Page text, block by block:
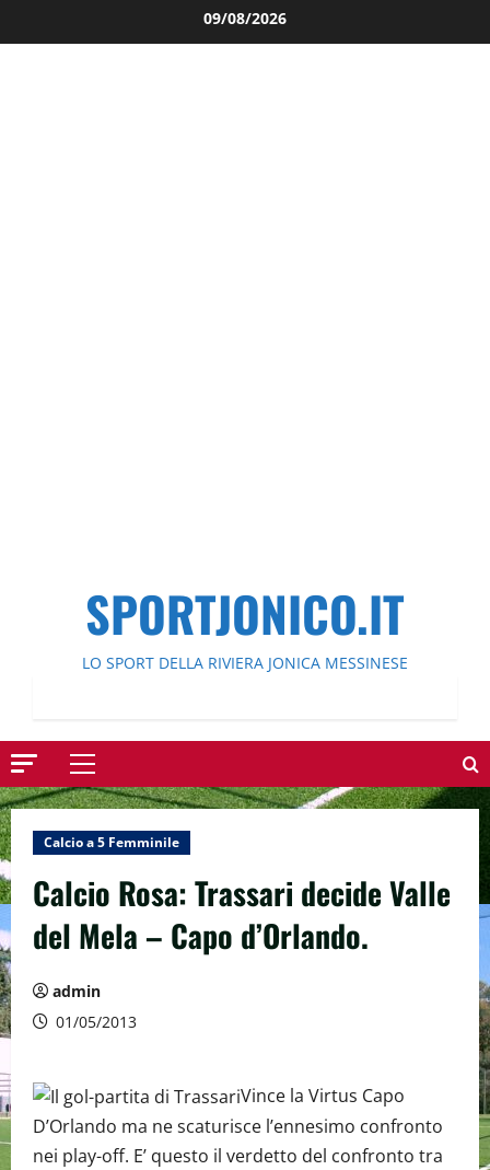
al
09/08/2026
SPORTJONICO.IT
LO SPORT DELLA RIVIERA JONICA MESSINESE
Menu
principale
Calcio a 5 Femminile
Calcio Rosa: Trassari decide Valle
del Mela – Capo d’Orlando.
admin
01/05/2013
Vince la Virtus Capo
D’Orlando ma ne scaturisce l’ennesimo confronto
nei play-off. E’ questo il verdetto del confronto tra